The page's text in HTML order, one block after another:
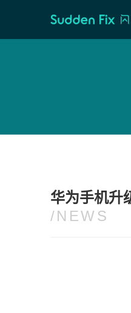
首页/维修资讯
华为手机升
/NEWS